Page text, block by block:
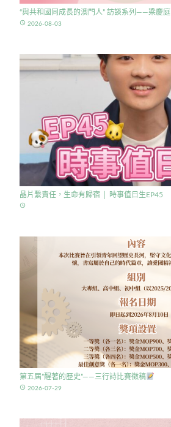
“與共和國同成長的澳門人” 訪談系列——梁慶庭
access_time 2026-08-03
晶片繫責任，生命有歸宿 │ 時事值日生EP45
access_time
第五屆”醒著的歷史”——三行詩比賽徵稿
access_time 2026-07-29